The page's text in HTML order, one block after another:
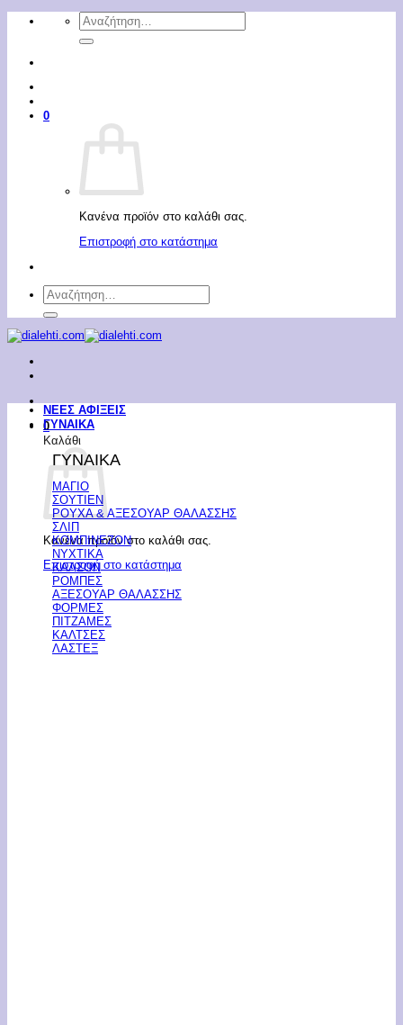
Μετάβαση
Αναζήτηση
για:
0
Κανένα προϊόν στο καλάθι σας.
Επιστροφή στο κατάστημα
Αναζήτηση
για:
0
Καλάθι
Κανένα προϊόν στο καλάθι σας.
Επιστροφή στο κατάστημα
ΝΕΕΣ ΑΦΙΞΕΙΣ
ΓΥΝΑΙΚΑ
ΓΥΝΑΙΚΑ
ΜΑΓΙΟ
ΣΟΥΤΙΕΝ
ΡΟΥΧΑ & ΑΞΕΣΟΥΑΡ ΘΑΛΑΣΣΗΣ
ΣΛΙΠ
ΚΟΜΠΙΝΕΖΟΝ
ΝΥΧΤΙΚΑ
ΚΑΛΣΟΝ
ΡΟΜΠΕΣ
ΑΞΕΣΟΥΑΡ ΘΑΛΑΣΣΗΣ
ΦΟΡΜΕΣ
ΠΙΤΖΑΜΕΣ
ΚΑΛΤΣΕΣ
ΛΑΣΤΕΞ